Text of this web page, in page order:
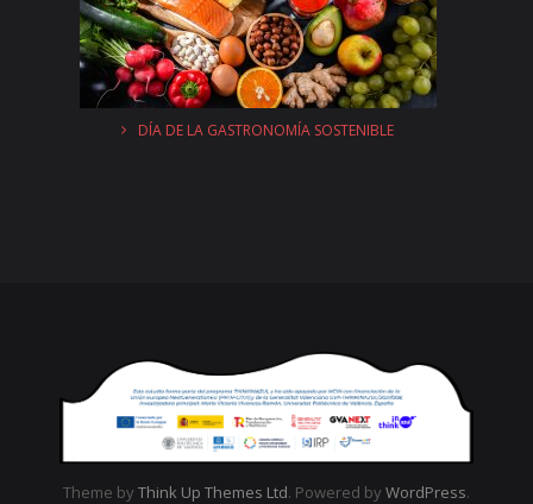
DÍA DE LA GASTRONOMÍA SOSTENIBLE
Theme by Think Up Themes Ltd. Powered by WordPress.